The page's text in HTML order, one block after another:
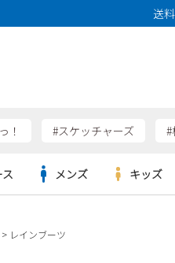
送
！ #スケッチャーズ #
検索
カジュアルシューズ
メンズ キッズ
Parade
トートバッグ
レインブーツ